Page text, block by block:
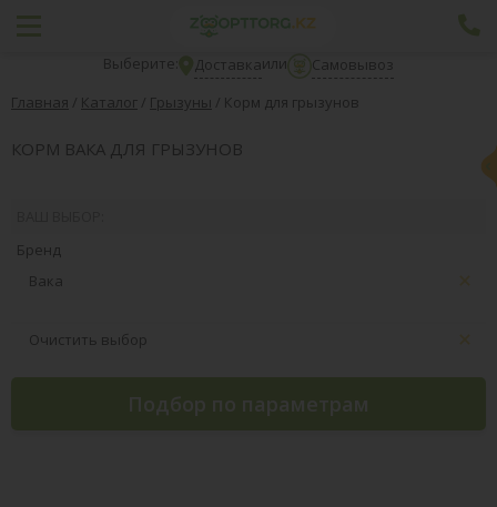
Выберите: Доставкаили
Самовывоз
Главная / Каталог / Грызуны / Корм для грызунов
КОРМ ВАКА ДЛЯ ГРЫЗУНОВ
Бренд
Вака
Очистить выбор
Подбор по параметрам